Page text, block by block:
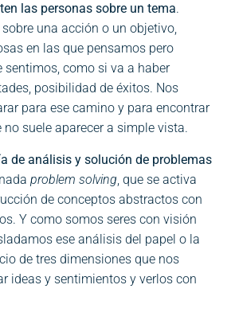
las personas sobre un tema.
una acción o un objetivo,
en las que pensamos pero
sentimos, como si va a haber
posibilidad de éxitos. Nos
para ese camino y para encontrar
no suele aparecer a simple vista.
de análisis y solución de problemas
problem solving, que se activa
de conceptos abstractos con
Y como somos seres con visión
ese análisis del papel o la
de tres dimensiones que nos
ideas y sentimientos y verlos con